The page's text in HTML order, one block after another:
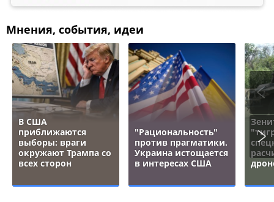
Мнения, события, идеи
В США
приближаются
выборы: враги
окружают Трампа со
всех сторон
"Рациональность"
против прагматики.
Украина истощается
в интересах США